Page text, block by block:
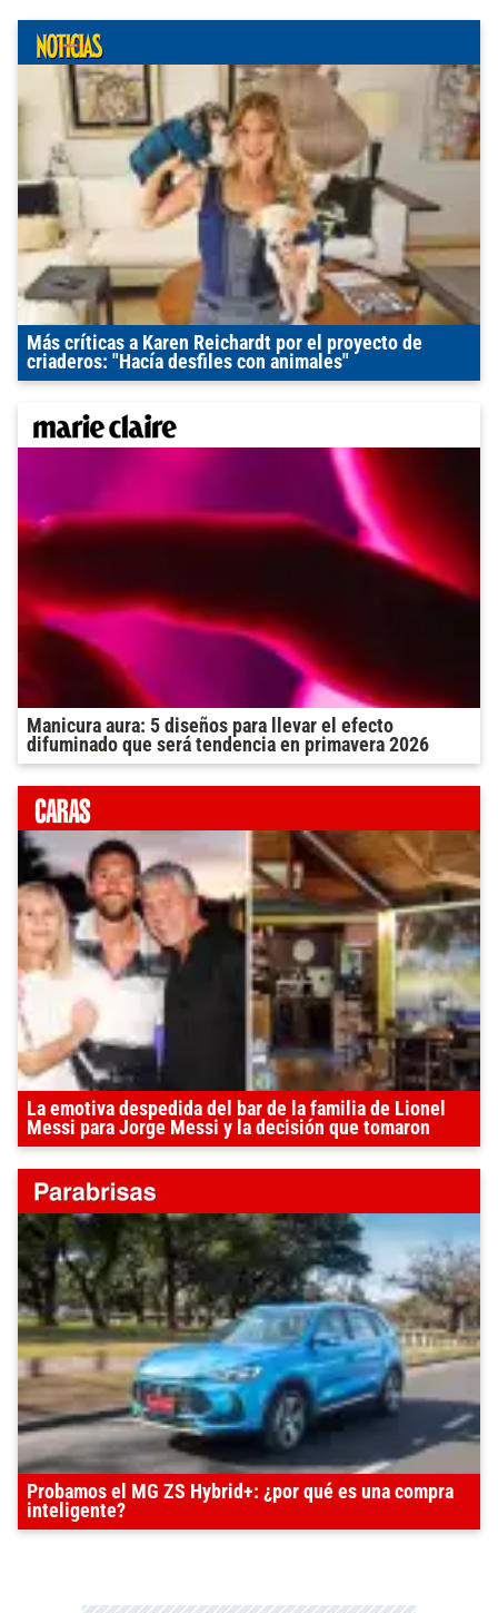
Más críticas a Karen Reichardt por el proyecto de
criaderos: "Hacía desfiles con animales"
Manicura aura: 5 diseños para llevar el efecto
difuminado que será tendencia en primavera 2026
La emotiva despedida del bar de la familia de Lionel
Messi para Jorge Messi y la decisión que tomaron
Probamos el MG ZS Hybrid+: ¿por qué es una compra
inteligente?